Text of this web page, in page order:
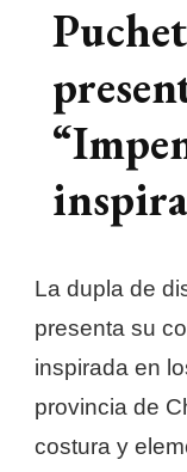
La dupla de
presenta su
inspirada en
provincia de
costura y